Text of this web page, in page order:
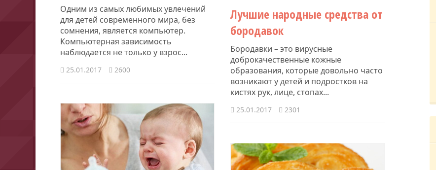
Одним из самых любимых увлечений
для детей современного мира, без
сомнения, является компьютер.
Компьютерная зависимость
наблюдается не только у взрос...
25.01.2017 2600
​Лучшие народные средства от
бородавок
Бородавки – это вирусные
доброкачественные кожные
образования, которые довольно часто
возникают у детей и подростков на
кистях рук, лице, стопах...
25.01.2017 2301